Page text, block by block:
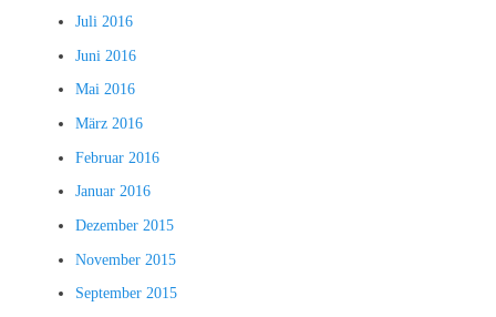
Juli 2016
Juni 2016
Mai 2016
März 2016
Februar 2016
Januar 2016
Dezember 2015
November 2015
September 2015